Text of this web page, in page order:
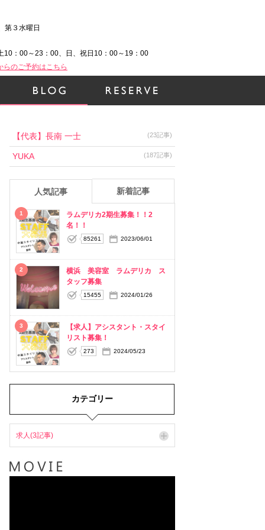
第３水曜日
10：00～23：00、日、祝日10：00～19：00
らのご予約はこちら
【代表】長南 一士 (23記事)
YUKA (187記事)
人気記事 新着記事
1
ラムデリカ2期生募集！！2
名！！
85261 2023/06/01
2
横浜 美容室 ラムデリカ ス
タッフ募集
15455 2024/01/26
3
【求人】アシスタント・スタイ
リスト募集！
273 2024/05/23
カテゴリー
求人(3記事)